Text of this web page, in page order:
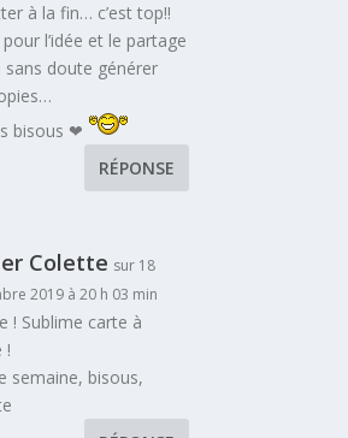
à la fin… c’est top!!
l’idée et le partage
sans doute générer
bisous ❤
RÉPONSE
Colette sur 18
2019 à 20 h 03 min
! Sublime carte à
!
semaine, bisous,